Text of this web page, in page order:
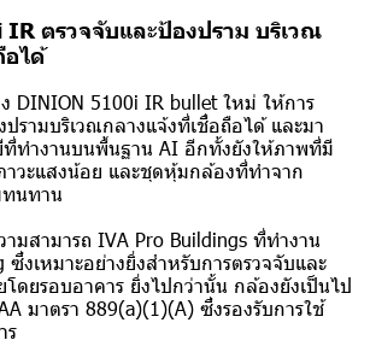
ตรวจจับและป้องปราม บริเวณ
อได้
5100i IR bullet ใหม่ ให้การ
ปรามบริเวณกลางแจ้งที่เชื่อถือได้ และมา
ทำงานบนพื้นฐาน AI อีกทั้งยังให้ภาพที่มี
วะแสงน้อย และชุดหุ้มกล้องที่ทำจาก
ทนทาน
มสามารถ IVA Pro Buildings ที่ทำงาน
งเหมาะอย่างยิ่งสำหรับการตรวจจับและ
ดยรอบอาคาร ยิ่งไปกว่านั้น กล้องยังเป็นไป
มาตรา 889(a)(1)(A) ซึ่งรองรับการใช้
ร